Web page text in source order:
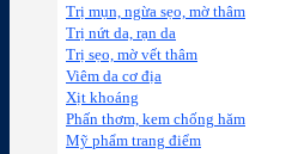
Trị mụn, ngừa sẹo, mờ thâm
Trị nứt da, rạn da
Trị sẹo, mờ vết thâm
Viêm da cơ địa
Xịt khoáng
Phấn thơm, kem chống hăm
Mỹ phẩm trang điểm